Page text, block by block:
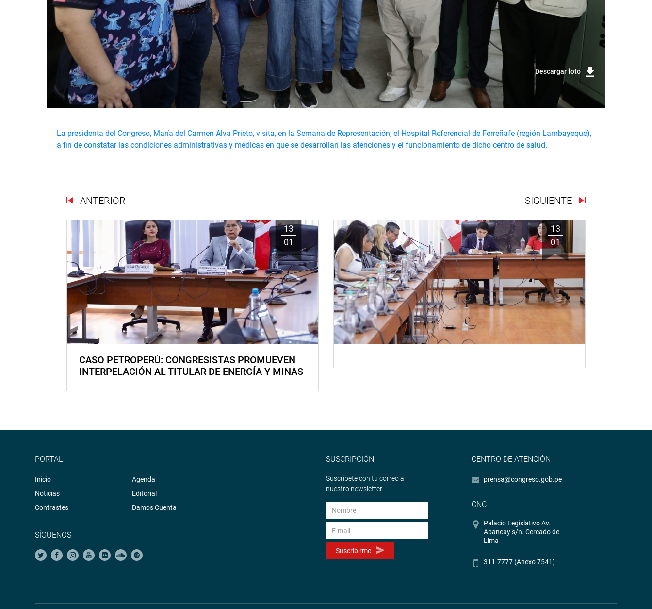
Descargar foto
La presidenta del Congreso, María del Carmen Alva Prieto, visita, en la Semana de Representación, el Hospital Referencial de Ferreñafe (región Lambayeque),
a fin de constatar las condiciones administrativas y médicas en que se desarrollan las atenciones y el funcionamiento de dicho centro de salud.
ANTERIOR SIGUIENTE
13
01
CASO PETROPERÚ: CONGRESISTAS PROMUEVEN
INTERPELACIÓN AL TITULAR DE ENERGÍA Y MINAS
13
01
PORTAL
Inicio
Noticias
Contrastes
Agenda
Editorial
Damos Cuenta
SÍGUENOS
SUSCRIPCIÓN
Suscríbete con tu correo a
nuestro newsletter.
Suscribirme
CENTRO DE ATENCIÓN
prensa@congreso.gob.pe
CNC
Palacio Legislativo Av.
Abancay s/n. Cercado de
Lima
311-7777 (Anexo 7541)